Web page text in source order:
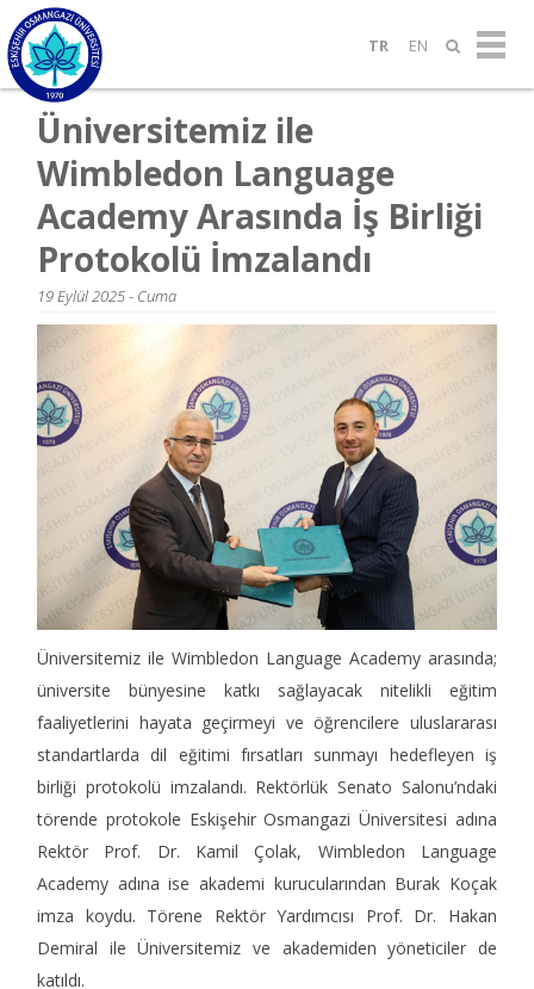
TR EN
Üniversitemiz ile
Wimbledon Language
Academy Arasında İş Birliği
Protokolü İmzalandı
19 Eylül 2025 - Cuma
Üniversitemiz ile Wimbledon Language Academy arasında;
üniversite bünyesine katkı sağlayacak nitelikli eğitim
faaliyetlerini hayata geçirmeyi ve öğrencilere uluslararası
standartlarda dil eğitimi fırsatları sunmayı hedefleyen iş
birliği protokolü imzalandı. Rektörlük Senato Salonu’ndaki
törende protokole Eskişehir Osmangazi Üniversitesi adına
Rektör Prof. Dr. Kamil Çolak, Wimbledon Language
Academy adına ise akademi kurucularından Burak Koçak
imza koydu. Törene Rektör Yardımcısı Prof. Dr. Hakan
Demiral ile Üniversitemiz ve akademiden yöneticiler de
katıldı.